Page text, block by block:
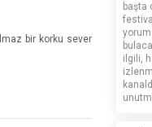
bir korku sever
başta
ilgili,